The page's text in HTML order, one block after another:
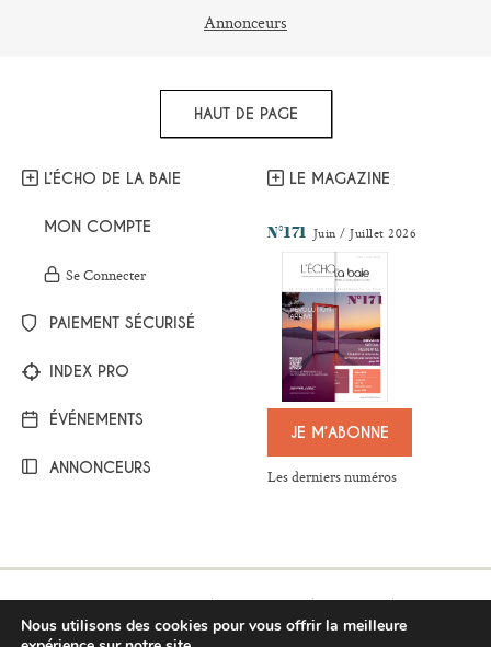
Annonceurs
HAUT DE PAGE
L’ÉCHO DE LA BAIE
MON COMPTE
Se Connecter
PAIEMENT SÉCURISÉ
INDEX PRO
ÉVÉNEMENTS
ANNONCEURS
LE MAGAZINE
N°171 Juin / Juillet 2026
JE M’ABONNE
Les derniers numéros
Mentions légales Plan du site
Contact
Respect de la vie privée
Conditions générales de vente
Nous utilisons des cookies pour vous offrir la meilleure